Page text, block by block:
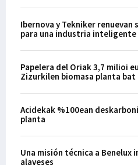
Ibernova y Tekniker
para una industria inteligente
Papelera del Oriak 3,7 milioi
Zizurkilen biomasa planta
Acidekak %100ean
planta
Una misión técnica a Benelux
alaveses